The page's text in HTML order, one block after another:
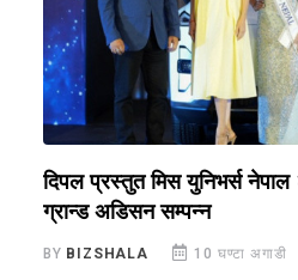
दिपल प्रस्तुत मिस युनिभर्स नेपाल
ग्रान्ड अडिसन सम्पन्न
BY BIZSHALA 10 घण्टा अगाडी